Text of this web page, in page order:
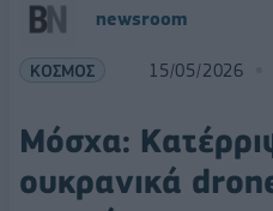
newsroom
ΚΟΣΜΟΣ 15/05/2026
Μόσχα:
ουκρανικά